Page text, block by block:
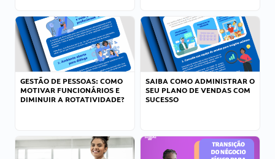
GESTÃO DE PESSOAS: COMO
MOTIVAR FUNCIONÁRIOS E
DIMINUIR A ROTATIVIDADE?
SAIBA COMO ADMINISTRAR O
SEU PLANO DE VENDAS COM
SUCESSO